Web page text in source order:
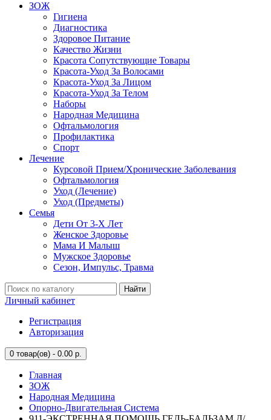
ЗОЖ
Гигиена
Диагностика
Здоровое Питание
Качество Жизни
Красота Сопутствующие Товары
Красота-Уход За Волосами
Красота-Уход За Лицом
Красота-Уход За Телом
Наборы
Народная Медицина
Офтальмология
Профилактика
Спорт
Лечение
Курсовой Прием/Хронические Заболевания
Офтальмология
Уход (Лечение)
Уход (Предметы)
Семья
Дети От 3-Х Лет
Женское Здоровье
Мама И Малыш
Мужское Здоровье
Сезон, Импульс, Травма
Найти
Личный кабинет
Регистрация
Авторизация
0 товар(ов) - 0.00 р.
Главная
ЗОЖ
Народная Медицина
Опорно-Двигательная Система